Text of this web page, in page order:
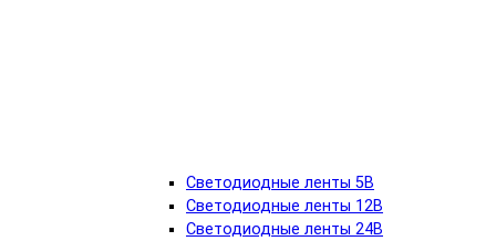
Светодиодные ленты 5В
Светодиодные ленты 12В
Светодиодные ленты 24В